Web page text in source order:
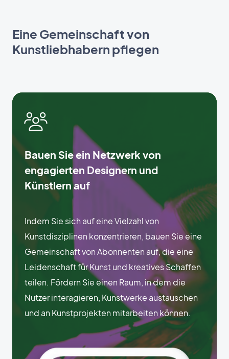
Eine Gemeinschaft von
Kunstliebhabern pflegen
Bauen Sie ein Netzwerk von
engagierten Designern und
Künstlern auf
Indem Sie sich auf eine Vielzahl von
Kunstdisziplinen konzentrieren, bauen Sie eine
Gemeinschaft von Abonnenten auf, die eine
Leidenschaft für Kunst und kreatives Schaffen
teilen. Fördern Sie einen Raum, in dem die
Nutzer interagieren, Kunstwerke austauschen
und an Kunstprojekten mitarbeiten können.